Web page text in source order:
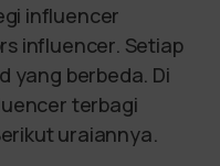
influencer
influencer. Setiap
yang berbeda. Di
terbagi
uraiannya.